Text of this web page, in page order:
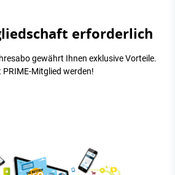
erforderlich
gewährt Ihnen exklusive Vorteile.
PRIME-Mitglied werden!